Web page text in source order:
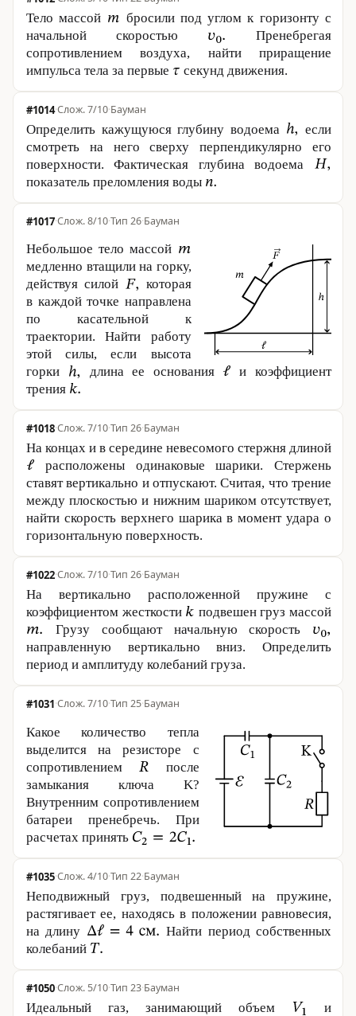
Тело массой
бросили под углом к горизонту с
начальной скоростью
Пренебрегая
сопротивлением воздуха, найти приращение
импульса тела за первые
секунд движения.
#1014· 7/10·Бауман
Определить кажущуюся глубину водоема
если
смотреть на него сверху перпендикулярно его
поверхности. Фактическая глубина водоема
показатель преломления воды
#1017· 8/10·Тип 26·Бауман
Небольшое тело массой
медленно втащили на горку,
действуя силой
которая
в каждой точке направлена
по касательной к
траектории. Найти работу
этой силы, если высота
горки
длина ее основания
и коэффициент
трения
#1018· 7/10·Тип 26·Бауман
На концах и в середине невесомого стержня длиной
расположены одинаковые шарики. Стержень
ставят вертикально и отпускают. Считая, что трение
между плоскостью и нижним шариком отсутствует,
найти скорость верхнего шарика в момент удара о
горизонтальную поверхность.
#1022· 7/10·Тип 26·Бауман
На вертикально расположенной пружине с
коэффициентом жесткости
подвешен груз массой
Грузу сообщают начальную скорость
направленную вертикально вниз. Определить
период и амплитуду колебаний груза.
#1031· 7/10·Тип 25·Бауман
Какое количество тепла
выделится на резисторе с
сопротивлением
после
замыкания ключа K?
Внутренним сопротивлением
батареи пренебречь. При
расчетах принять
#1035· 4/10·Тип 22·Бауман
Неподвижный груз, подвешенный на пружине,
растягивает ее, находясь в положении равновесия,
на длину
Найти период собственных
колебаний
#1050· 5/10·Тип 23·Бауман
Идеальный газ, занимающий объем
и